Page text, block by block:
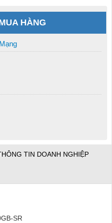
HÀNG
TIN DOANH NGHIỆP
SR